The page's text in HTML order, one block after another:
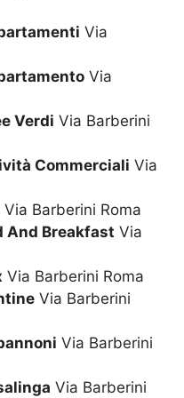
Via
Via
Verdi Via Barberini
Commerciali Via
Via Barberini Roma
And Breakfast Via
Via Barberini Roma
Via Barberini
Via Barberini
Via Barberini